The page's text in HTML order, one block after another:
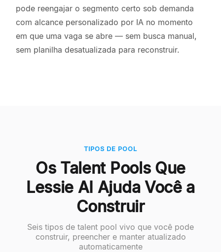
pode reengajar o segmento certo sob demanda
com alcance personalizado por IA no momento
em que uma vaga se abre — sem busca manual,
sem planilha desatualizada para reconstruir.
TIPOS DE POOL
Os Talent Pools Que
Lessie AI Ajuda Você a
Construir
Seis tipos de talent pool vivo que você pode
construir, preencher e manter atualizado
automaticamente